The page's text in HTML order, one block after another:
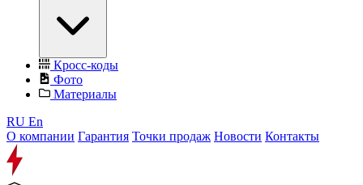
Кросс-коды
Фото
Материалы
RU En
О компании Гарантия Точки продаж Новости Контакты